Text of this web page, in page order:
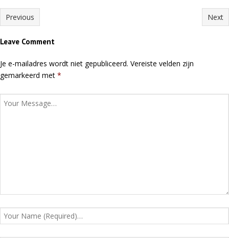
Contact
Previous Next
Leave Comment
Je e-mailadres wordt niet gepubliceerd. Vereiste velden zijn
gemarkeerd met *